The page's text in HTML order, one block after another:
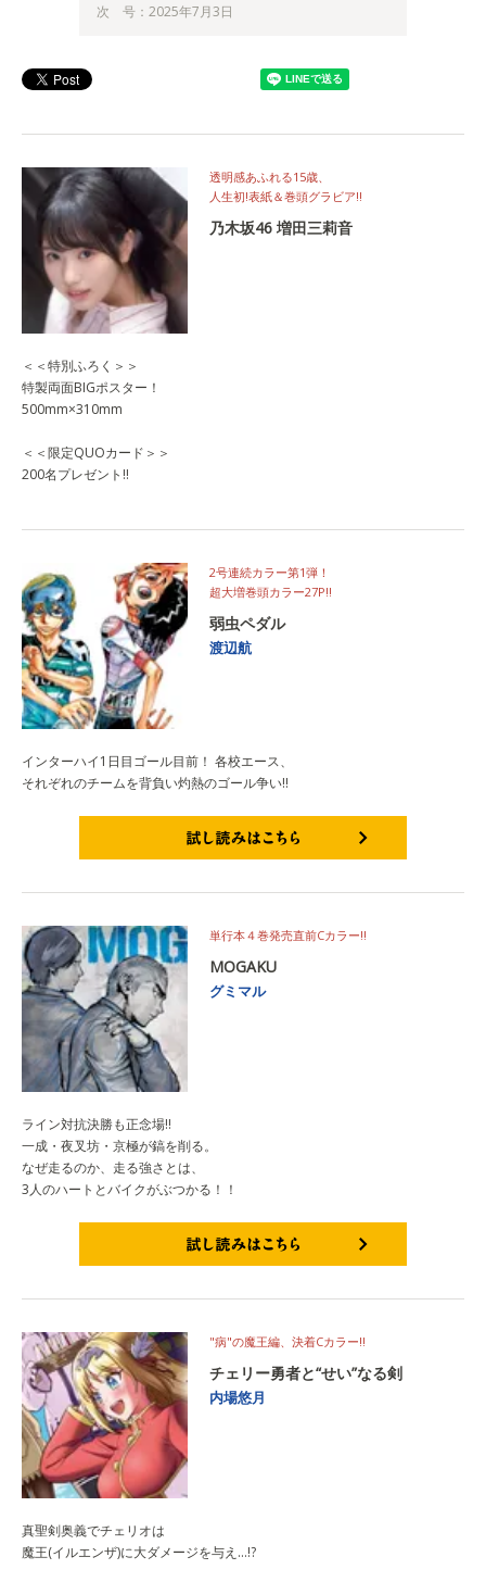
次 号：2025年7月3日
透明感あふれる15歳、
人生初!表紙＆巻頭グラビア!!
乃木坂46 増田三莉音
＜＜特別ふろく＞＞
特製両面BIGポスター！
500mm×310mm
＜＜限定QUOカード＞＞
200名プレゼント!!
2号連続カラー第1弾！
超大増巻頭カラー27P!!
弱虫ペダル
渡辺航
インターハイ1日目ゴール目前！ 各校エース、
それぞれのチームを背負い灼熱のゴール争い!!
単行本４巻発売直前Cカラー!!
MOGAKU
グミマル
ライン対抗決勝も正念場!!
一成・夜叉坊・京極が鎬を削る。
なぜ走るのか、走る強さとは、
3人のハートとバイクがぶつかる！！
"病"の魔王編、決着Cカラー!!
チェリー勇者と“せい”なる剣
内場悠月
真聖剣奥義でチェリオは
魔王(イルエンザ)に大ダメージを与え…!?